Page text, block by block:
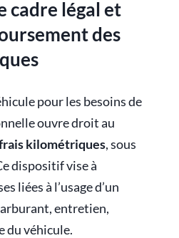
cadre légal et
des
pour les besoins de
ouvre droit au
kilométriques, sous
dispositif vise à
liées à l’usage d’un
entretien,
du véhicule.